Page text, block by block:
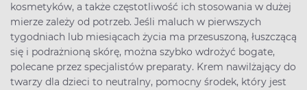
kosmetyków, a także częstotliwość ich stosowania w dużej
mierze zależy od potrzeb. Jeśli maluch w pierwszych
tygodniach lub miesiącach życia ma przesuszoną, łuszczącą
się i podrażnioną skórę, można szybko wdrożyć bogate,
polecane przez specjalistów preparaty. Krem nawilżający do
twarzy dla dzieci to neutralny, pomocny środek, który jest